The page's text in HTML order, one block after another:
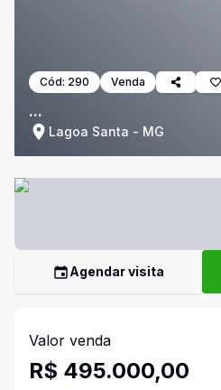
Cód: 290 Venda
...
Lagoa Santa - MG
Agendar visita
Valor venda
R$ 495.000,00